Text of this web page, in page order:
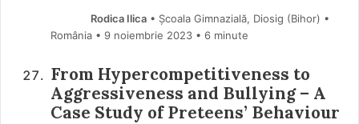
Rodica Ilica• Școala Gimnazială, Diosig (Bihor) •
România
9 noiembrie 2023 • 6 minute
From Hypercompetitiveness to
Aggressiveness and Bullying – A
Case Study of Preteens’ Behaviour